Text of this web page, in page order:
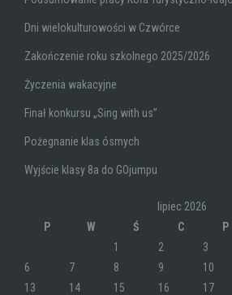
Dni wielokulturowości w Czwórce
Zakończenie roku szkolnego 2025/2026
Życzenia wakacyjne
Finał konkursu „Sing with us”
Pożegnanie klas ósmych
Wyjście klasy 8a do GOjumpu
lipiec 2026
P
W Ś C P
1
2 3
6
7 8 9 10
13
14 15 16 17